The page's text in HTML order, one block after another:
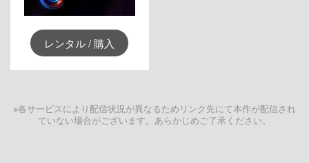
レンタル / 購入
※各サービスにより配信状況が異なるためリンク先にて本作が配信され
ていない場合がございます。あらかじめご了承ください。